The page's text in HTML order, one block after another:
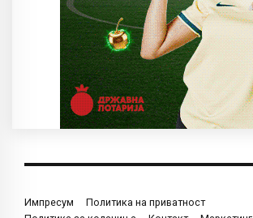
Импресум
Политика на приватност